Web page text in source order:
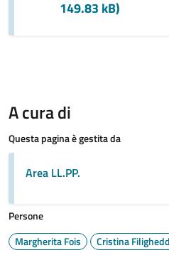
149.83 kB)
A cura di
Questa pagina è gestita da
Area LL.PP.
Persone
Margherita Fois
Cristina